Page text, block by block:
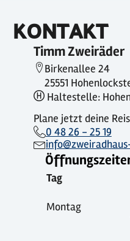
KONTAKT
Timm Zweiräder
Birkenallee 24
25551
Haltestelle:
Plane jetzt deine
0 48 26 - 25 19
Tag
Montag